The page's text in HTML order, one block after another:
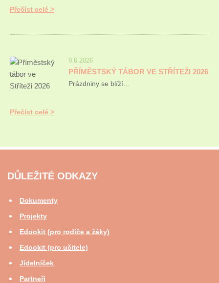
Přečíst celé
9.6.2026
PŘÍMĚSTSKÝ TÁBOR VE STŘÍTEŽI 2026
Prázdniny se blíží...
Přečíst celé
DŮLEŽITÉ ODKAZY
Dokumenty
Projekty
Edookit (pro rodiče a žáky)
Edookit (pro učitele)
Jídelníček
Partneři